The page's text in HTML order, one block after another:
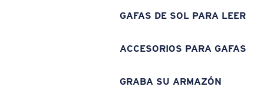
GAFAS DE SOL PARA LEER
ACCESORIOS PARA GAFAS
GRABA SU ARMAZÓN